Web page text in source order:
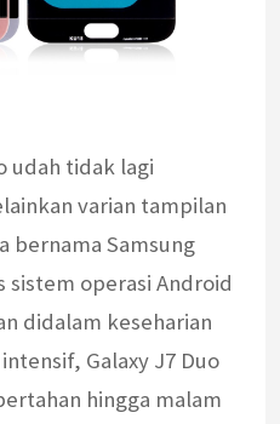
udah tidak lagi
varian tampilan
bernama Samsung
sistem operasi Android
didalam keseharian
Galaxy J7 Duo
hingga malam